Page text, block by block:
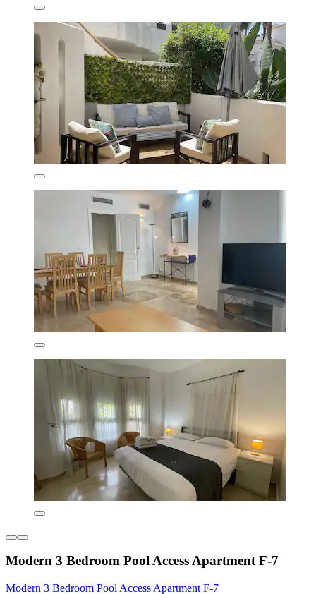
Modern 3 Bedroom Pool Access Apartment F-7
Modern 3 Bedroom Pool Access Apartment F-7